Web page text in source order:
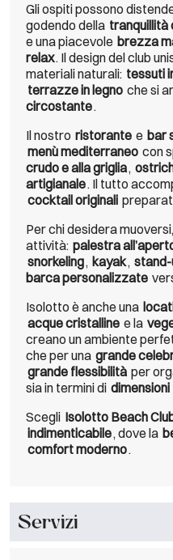
Gli ospiti possono
godendo della tranquillità
e una piacevole brezza
relax. Il design del club
materiali naturali: tessuti
terrazze in legno che si
circostante.
Il nostro ristorante e bar
menù mediterraneo con
crudo e alla griglia,
artigianale. Il tutto
cocktail originali
Per chi desidera
attività: palestra
snorkeling, kayak,
barca personalizzate
Isolotto è anche una
acque cristalline e la
creano un ambiente
che per una grande
grande flessibilità per
sia in termini di dimensioni
Scegli Isolotto Beach
indimenticabile, dove la
comfort moderno.
Servizi